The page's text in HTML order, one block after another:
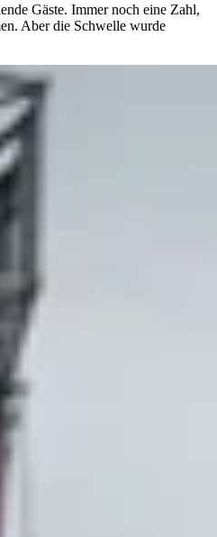
Gäste. Immer noch eine Zahl,
Aber die Schwelle wurde